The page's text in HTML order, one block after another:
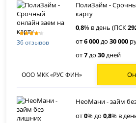
36 отзывов
ПолиЗайм -
карту
0,8% в день (ПСК
от6 000до30 000
от7до30дней
ООО МКК «РУС ФИН»
НеоМани - займ
от0% до0,8% в